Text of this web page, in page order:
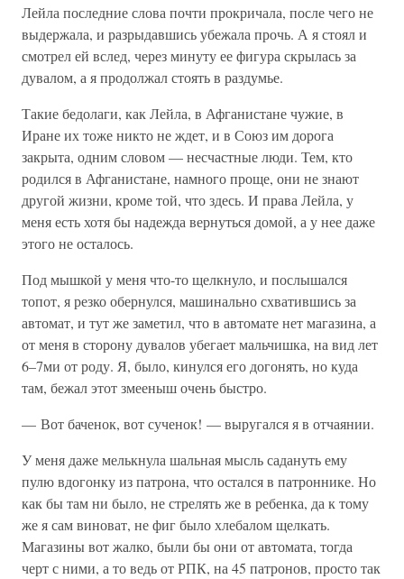
Лейла последние слова почти прокричала, после чего не
выдержала, и разрыдавшись убежала прочь. А я стоял и
смотрел ей вслед, через минуту ее фигура скрылась за
дувалом, а я продолжал стоять в раздумье.
Такие бедолаги, как Лейла, в Афганистане чужие, в
Иране их тоже никто не ждет, и в Союз им дорога
закрыта, одним словом — несчастные люди. Тем, кто
родился в Афганистане, намного проще, они не знают
другой жизни, кроме той, что здесь. И права Лейла, у
меня есть хотя бы надежда вернуться домой, а у нее даже
этого не осталось.
Под мышкой у меня что-то щелкнуло, и послышался
топот, я резко обернулся, машинально схватившись за
автомат, и тут же заметил, что в автомате нет магазина, а
от меня в сторону дувалов убегает мальчишка, на вид лет
6–7ми от роду. Я, было, кинулся его догонять, но куда
там, бежал этот змееныш очень быстро.
— Вот баченок, вот сученок! — выругался я в отчаянии.
У меня даже мелькнула шальная мысль садануть ему
пулю вдогонку из патрона, что остался в патроннике. Но
как бы там ни было, не стрелять же в ребенка, да к тому
же я сам виноват, не фиг было хлебалом щелкать.
Магазины вот жалко, были бы они от автомата, тогда
черт с ними, а то ведь от РПК, на 45 патронов, просто так